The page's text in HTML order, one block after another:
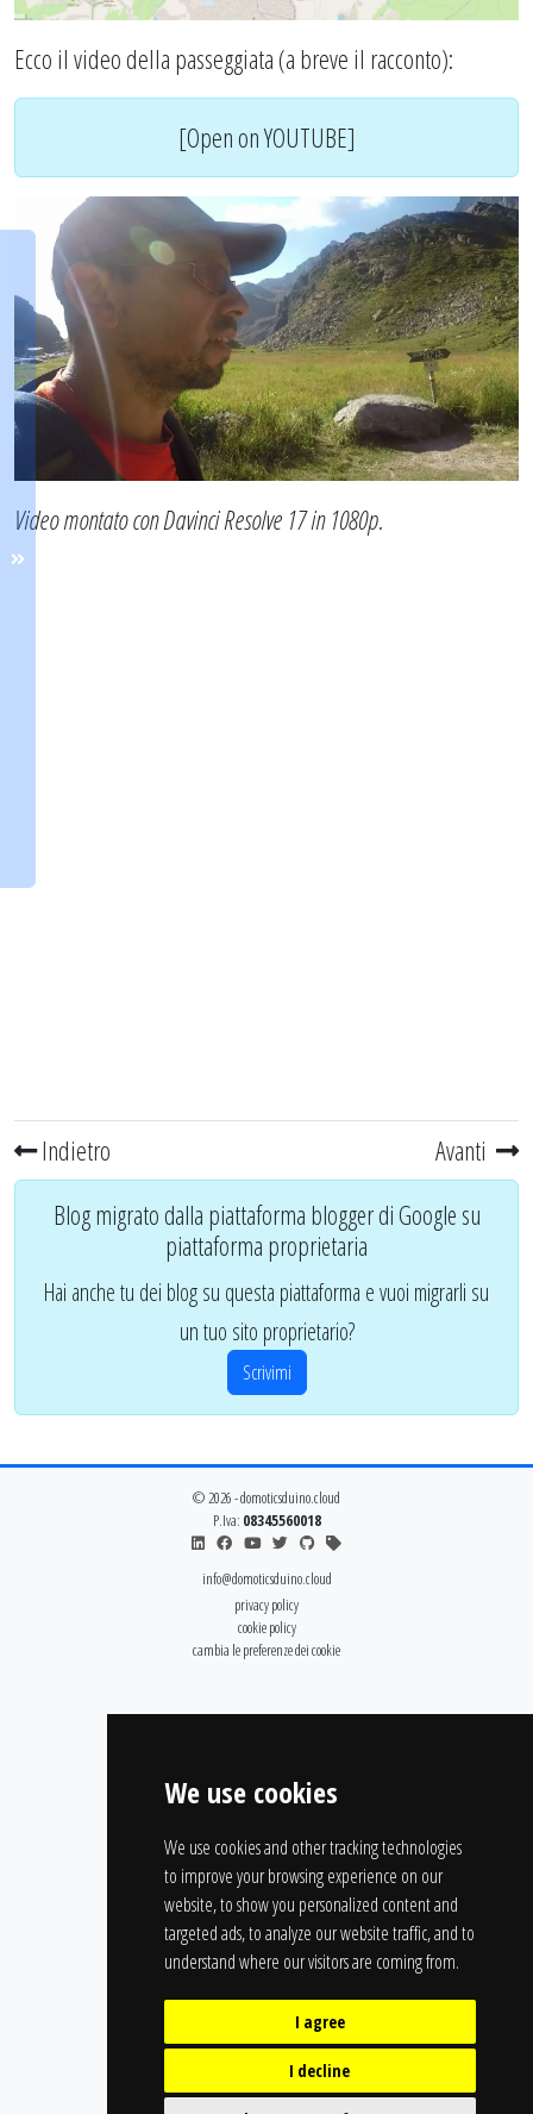
We use cookies
We use cookies and other tracking technologies
to improve your browsing experience on our
website, to show you personalized content and
targeted ads, to analyze our website traffic, and to
understand where our visitors are coming from.
I agree
I decline
Ecco il video della passeggiata (a breve il racconto):
[Open on YOUTUBE]
Video montato con Davinci Resolve 17 in 1080p.
Indietro Avanti
Blog migrato dalla piattaforma blogger di Google su
piattaforma proprietaria
Hai anche tu dei blog su questa piattaforma e vuoi migrarli su
un tuo sito proprietario?
Scrivimi
© 2026 - domoticsduino.cloud
P.Iva: 08345560018
info@domoticsduino.cloud
privacy policy
cookie policy
cambia le preferenze dei cookie